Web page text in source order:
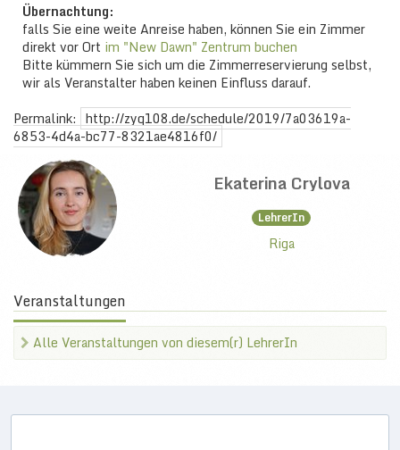
Übernachtung:
falls Sie eine weite Anreise haben, können Sie ein Zimmer
direkt vor Ort im "New Dawn" Zentrum buchen
Bitte kümmern Sie sich um die Zimmerreservierung selbst,
wir als Veranstalter haben keinen Einfluss darauf.
Permalink: http://zyq108.de/schedule/2019/7a03619a-
6853-4d4a-bc77-8321ae4816f0/
Ekaterina Crylova
LehrerIn
Riga
Veranstaltungen
Alle Veranstaltungen von diesem(r) LehrerIn